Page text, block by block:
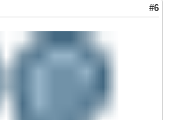
#6